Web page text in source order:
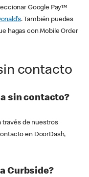
Google Pay™
. También puedes
hagas con Mobile Order
contacto
sin contacto?
través de nuestros
en DoorDash,
Curbside?